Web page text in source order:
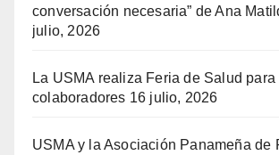
conversación necesaria” de Ana
julio, 2026
La USMA realiza Feria de Salud para
colaboradores 16 julio, 2026
USMA y la Asociación Panameña de